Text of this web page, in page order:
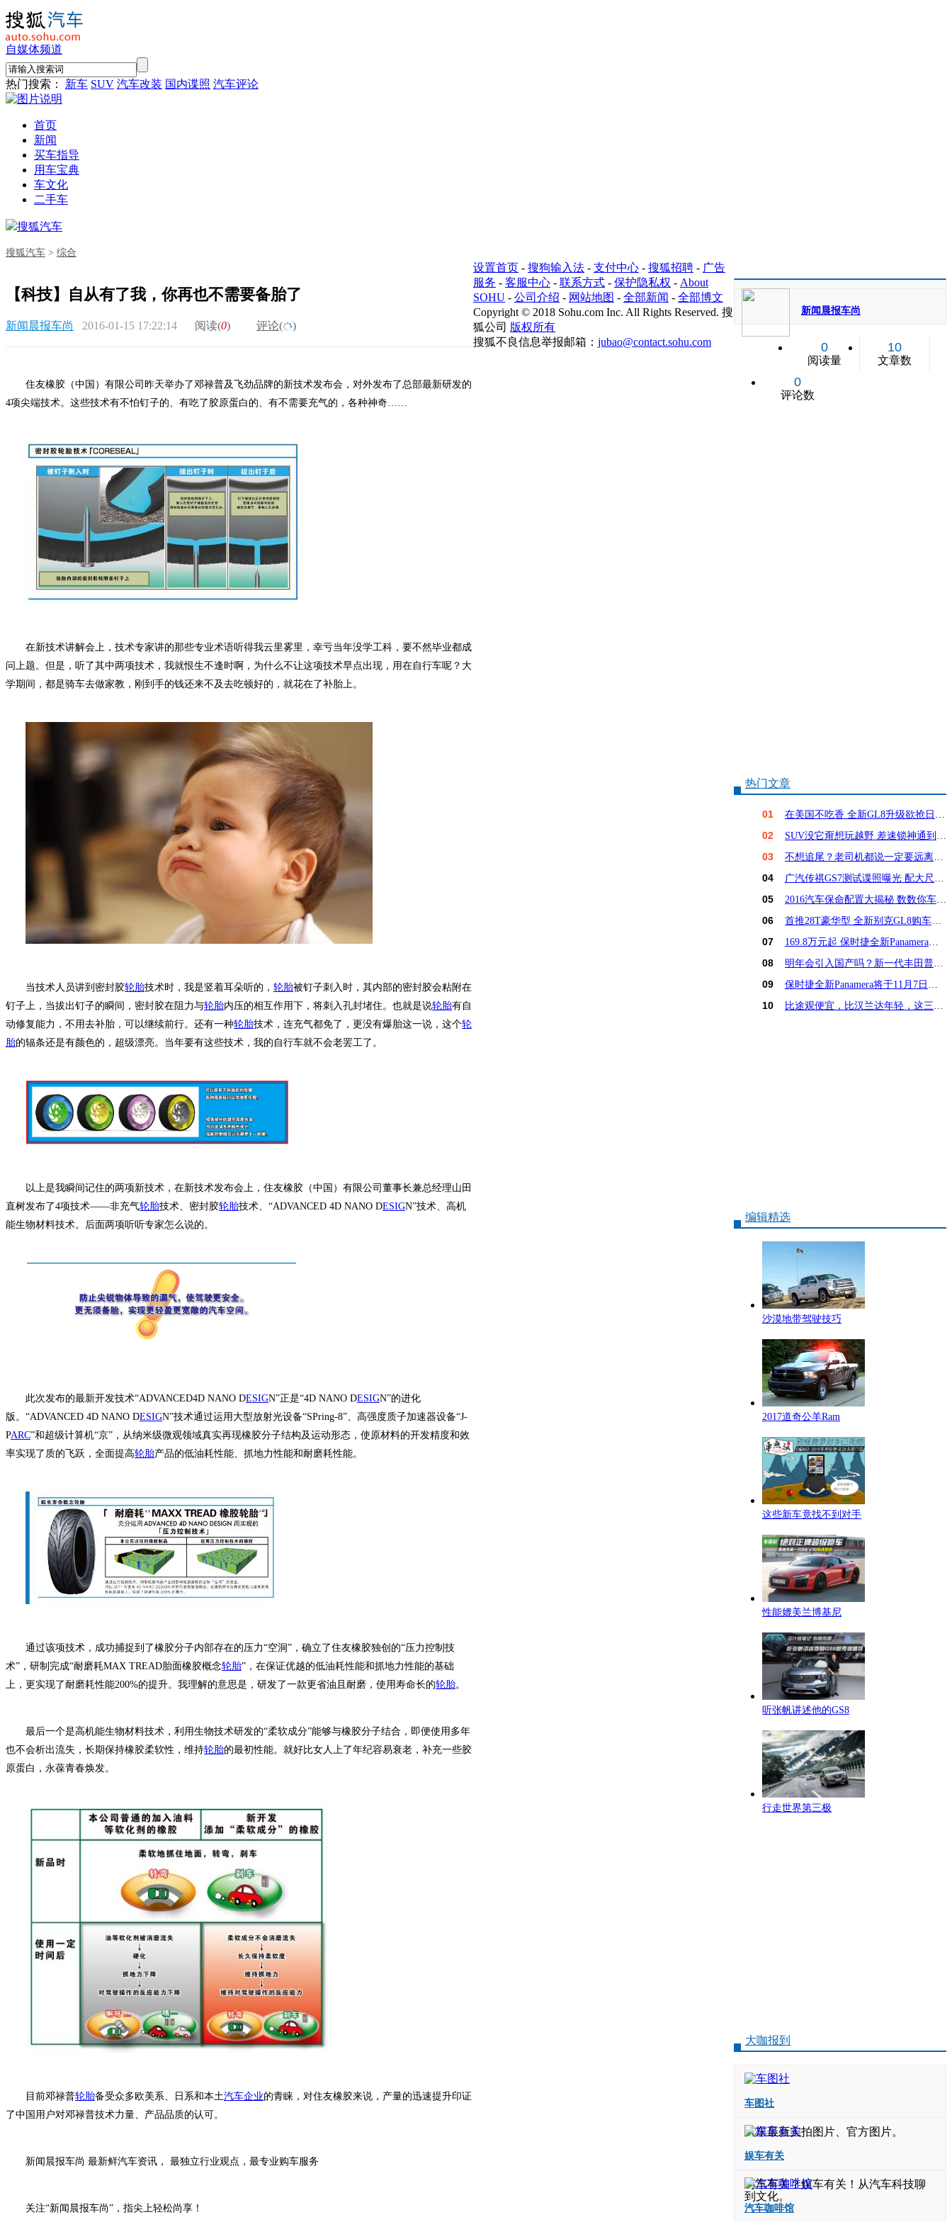
自媒体频道
热门搜索： 新车 SUV 汽车改装 国内谍照 汽车评论
首页
新闻
买车指导
用车宝典
车文化
二手车
搜狐汽车
搜狐汽车 > 综合
【科技】自从有了我，你再也不需要备胎了
新闻晨报车尚 2016-01-15 17:22:14 阅读(0) 评论( )
住友橡胶（中国）有限公司昨天举办了邓禄普及飞劲品牌的新技术发布会，对外发布了总部最新研发的
4项尖端技术。这些技术有不怕钉子的、有吃了胶原蛋白的、有不需要充气的，各种神奇……
在新技术讲解会上，技术专家讲的那些专业术语听得我云里雾里，幸亏当年没学工科，要不然毕业都成
问上题。但是，听了其中两项技术，我就恨生不逢时啊，为什么不让这项技术早点出现，用在自行车呢？大
学期间，都是骑车去做家教，刚到手的钱还来不及去吃顿好的，就花在了补胎上。
当技术人员讲到密封胶轮胎技术时，我是竖着耳朵听的， 轮胎被钉子刺入时，其内部的密封胶会粘附在
钉子上，当拔出钉子的瞬间，密封胶在阻力与轮胎内压的相互作用下，将刺入孔封堵住。也就是说轮胎有自
动修复能力，不用去补胎，可以继续前行。还有一种轮胎技术，连充气都免了，更没有爆胎这一说 ，这个轮
胎的辐条还是有颜色的，超级漂亮。当年要有这些技术，我的自行车就不会老罢工了。
以上是我瞬间记住的两项新技术，在新技术发布会上，住友橡胶（中国）有限公司董事长兼总经理山田
直树发布了4项技术——非充气轮胎技术、密封胶轮胎技术、“ADVANCED 4D NANO DESIGN”技术、高机
能生物材料技术。后面两项听听专家怎么说的。
此次发布的最新开发技术“ADVANCED4D NANO DESIGN”正是“4D NANO DESIGN”的进化
版。“ADVANCED 4D NANO DESIGN”技术通过运用大型放射光设备“SPring-8”、高强度质子加速器设备“J-
PARC”和超级计算机“京”，从纳米级微观领域真实再现橡胶分子结构及运动形态，使原材料的开发精度和效
率实现了质的飞跃，全面提高轮胎产品的低油耗性能、抓地力性能和耐磨耗性能。
通过该项技术，成功捕捉到了橡胶分子内部存在的压力“空洞”，确立了住友橡胶独创的“压力控制技
术”，研制完成“耐磨耗MAX TREAD胎面橡胶概念轮胎”，在保证优越的低油耗性能和抓地力性能的基础
上，更实现了耐磨耗性能200%的提升。 我理解的意思是，研发了一款更省油且耐磨，使用寿命长的轮胎。
最后一个是高机能生物材料技术，利用生物技术研发的“柔软成分”能够与橡胶分子结合，即便使用多年
也不会析出流失，长期保持橡胶柔软性，维持轮胎的最初性能。 就好比女人上了年纪容易衰老，补充一些胶
原蛋白，永葆青春焕发。
目前邓禄普轮胎备受众多欧美系、日系和本土汽车企业的青睐，对住友橡胶来说，产量的迅速提升印证
了中国用户对邓禄普技术力量、产品品质的认可。
新闻晨报车尚 最新鲜汽车资讯， 最独立行业观点， 最专业购车服务
关注“新闻晨报车尚”，指尖上轻松尚享！
新闻晨报车尚
0
阅读量
10
文章数
0
评论数
热门文章
01 在美国不吃香 全新GL8升级欲抢日系饭碗？
02 SUV没它甭想玩越野 差速锁神通到底有多大？
03 不想追尾？老司机都说一定要远离这6种车！
04 广汽传祺GS7测试谍照曝光 配大尺寸屏幕
05 2016汽车保命配置大揭秘 数数你车占几样？
06 首推28T豪华型 全新别克GL8购车手册
07 169.8万元起 保时捷全新Panamera亚洲首发
08 明年会引入国产吗？新一代丰田普锐斯解析
09 保时捷全新Panamera将于11月7日亚洲首发
10 比途观便宜，比汉兰达年轻，这三款15万SUV怎么选
编辑精选
沙漠地带驾驶技巧
2017道奇公羊Ram
这些新车竟找不到对手
性能媲美兰博基尼
听张帆讲述他的GS8
行走世界第三极
大咖报到
车图社
汽车最新实拍图片、官方图片。
娱车有关
与车有关？娱车有关！从汽车科技聊
到文化。
汽车咖啡馆
设置首页 - 搜狗输入法 - 支付中心 - 搜狐招聘 - 广告
服务 - 客服中心 - 联系方式 - 保护隐私权 - About
SOHU - 公司介绍 - 网站地图 - 全部新闻 - 全部博文
Copyright © 2018 Sohu.com Inc. All Rights Reserved. 搜
狐公司 版权所有
搜狐不良信息举报邮箱： jubao@contact.sohu.com